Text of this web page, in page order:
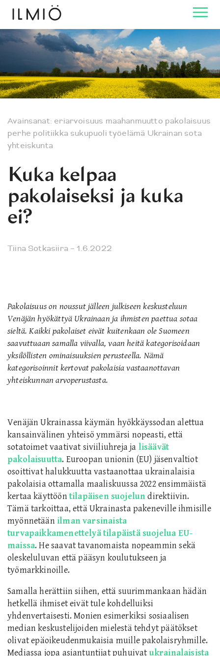
Avainsanat: eriarvoisuus maahanmuutto pakolaisuus
perhe politiikka sukupuoli työelämä Ukrainan sota
yhteiskunta
Kuka kelpaa
pakolaiseksi ja kuka
ei?
Tiina Sotkasiira– 1.6.2022
Pakolaisuus on noussut jälleen julkiseen keskusteluun
Venäjän hyökättyä Ukrainaan ja ihmisten paettua sotaa
sieltä. Kaikki pakolaiset eivät kuitenkaan ole Suomeen
saavuttuaan samalla viivalla, vaan heitä kategorisoidaan
yksilöllisten ominaisuuksien perusteella. Nämä
kategorisoinnit kertovat pakolaisia vastaanottavan
yhteiskunnan arvoperustasta.
Venäjän Ukrainassa käymän hyökkäyssodan alettua
kansainvälinen yhteisö ymmärsi nopeasti, että
sotatoimet vaativat siviiliuhreja ja lisäävät
pakolaisuutta. Euroopan unionin (EU) jäsenvaltiot
osoittivat halukkuutta vastaanottaa ukrainalaisia
pakolaisia ottamalla maaliskuussa 2022 ensimmäistä
kertaa käyttööntilapäisen suojelundirektiivin.
Tämä tarkoittaa, että Ukrainasta pakeneville ihmisille
myönnetään ilman varsinaista
turvapaikkamenettelyä tilapäistä suojelua EU-
maissa. He saavat tavanomaista nopeammin sekä
oleskeluluvan että pääsyn koulutukseen ja
työmarkkinoille.
Samalla herättiin siihen, että suurimmankaan hädän
hetkellä ihmiset eivät tule kohdelluiksi
yhdenvertaisesti. Monien esimerkiksi sosiaalisen
median keskustelijoiden mielestä tehdyt päätökset
olivat epäoikeudenmukaisia muille pakolaisryhmille.
Mediassa jopa asiantuntijat puhuivat ukrainalaisista